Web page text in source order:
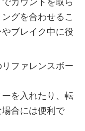
グを合わせるこ
ブレイク中に役
ファレンスボー
を入れたり、転
合には便利で